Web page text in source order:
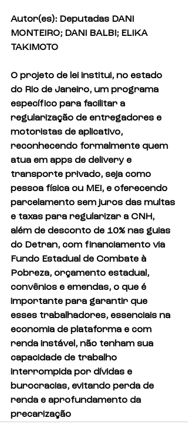
Autor(es): Deputadas DANI
MONTEIRO; DANI BALBI; ELIKA
TAKIMOTO
O projeto de lei institui, no estado
do Rio de Janeiro, um programa
específico para facilitar a
regularização de entregadores e
motoristas de aplicativo,
reconhecendo formalmente quem
atua em apps de delivery e
transporte privado, seja como
pessoa física ou MEI, e oferecendo
parcelamento sem juros das multas
e taxas para regularizar a CNH,
além de desconto de 10% nas guias
do Detran, com financiamento via
Fundo Estadual de Combate à
Pobreza, orçamento estadual,
convênios e emendas, o que é
importante para garantir que
esses trabalhadores, essenciais na
economia de plataforma e com
renda instável, não tenham sua
capacidade de trabalho
interrompida por dívidas e
burocracias, evitando perda de
renda e aprofundamento da
precarização